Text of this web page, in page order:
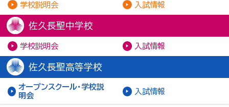
学校説明会 入試情報
佐久長聖中学校
学校説明会 入試情報
佐久長聖高等学校
オープンスクール・学校説
明会
入試情報